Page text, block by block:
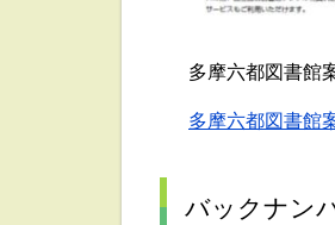
多摩六都図書館
多摩六都図書館
バックナン